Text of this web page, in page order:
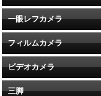
一眼レフカメラ
フィルムカメラ
ビデオカメラ
三脚